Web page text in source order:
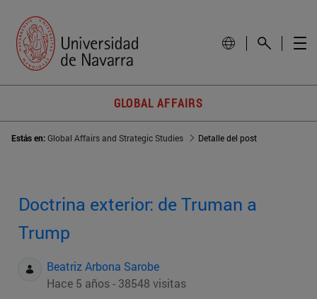
GLOBAL AFFAIRS
Estás en:Global Affairs and Strategic Studies Detalle del post
Doctrina exterior: de Truman a
Trump
Beatriz Arbona Sarobe
Hace 5 años - 38548 visitas